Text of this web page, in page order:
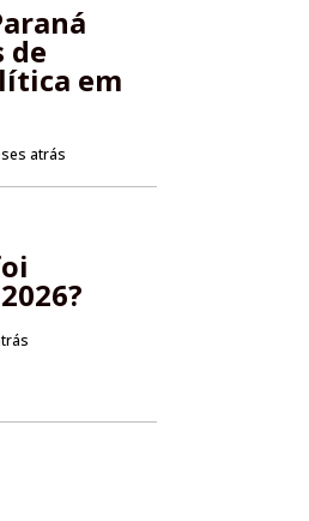
de
em
atrás